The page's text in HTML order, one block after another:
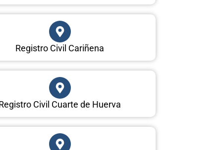
Registro Civil Cariñena
Civil Cuarte de Huerva